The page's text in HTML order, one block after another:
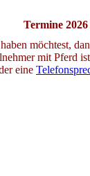
Termine 2026
möchtest,
mit Pferd
eine